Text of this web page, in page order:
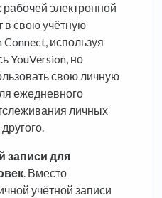
электронной
в свою учётную
Connect, используя
YouVersion, но
свою личную
ежедневного
личных
записи для
. Вместо
учётной записи